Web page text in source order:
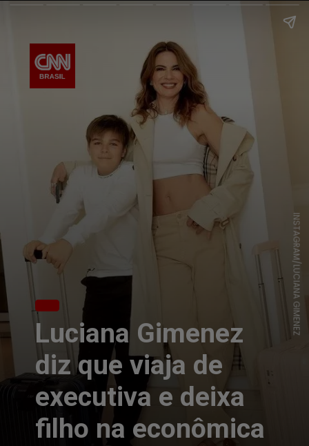
Luciana Gimenez
diz que viaja de
executiva e deixa
filho na econômica
INSTAGRAM/LUCIANA GIMENEZ